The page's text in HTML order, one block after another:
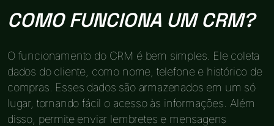
COMO FUNCIONA UM CRM?
O funcionamento do CRM é bem simples. Ele coleta
dados do cliente, como nome, telefone e histórico de
compras. Esses dados são armazenados em um só
lugar, tornando fácil o acesso às informações. Além
disso, permite enviar lembretes e mensagens